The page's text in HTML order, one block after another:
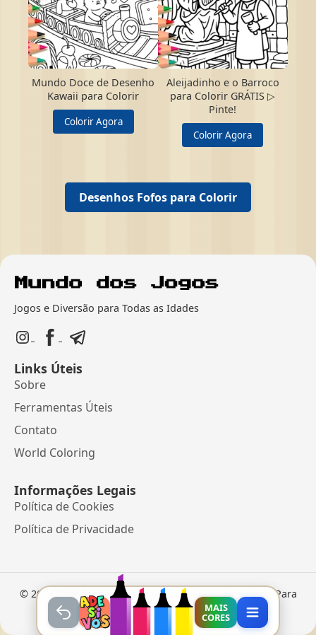
Mundo Doce de Desenho
Kawaii para Colorir
Colorir Agora
Aleijadinho e o Barroco
para Colorir GRÁTIS ▷
Pinte!
Colorir Agora
Desenhos Fofos para Colorir
Jogos e Diversão para Todas as Idades
Links Úteis
Sobre
Ferramentas Úteis
Contato
World Coloring
Informações Legais
Política de Cookies
Política de Privacidade
© 2026 Mundo dos Jogos• Jogos Online e Desenhos Para
Colorir
MAIS
CORES